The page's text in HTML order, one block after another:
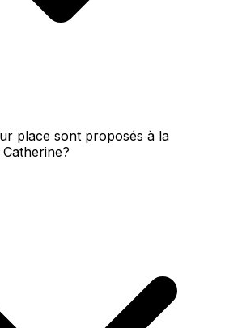
place sont proposés à la